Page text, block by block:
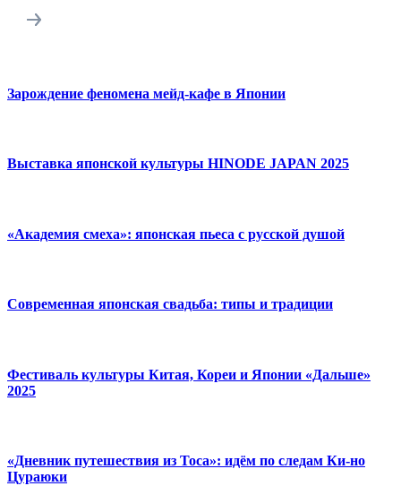
Зарождение феномена мейд-кафе в Японии
Выставка японской культуры HINODE JAPAN 2025
«Академия смеха»: японская пьеса с русской душой
Современная японская свадьба: типы и традиции
Фестиваль культуры Китая, Кореи и Японии «Дальше»
2025
«Дневник путешествия из Тоса»: идём по следам Ки-но
Цураюки